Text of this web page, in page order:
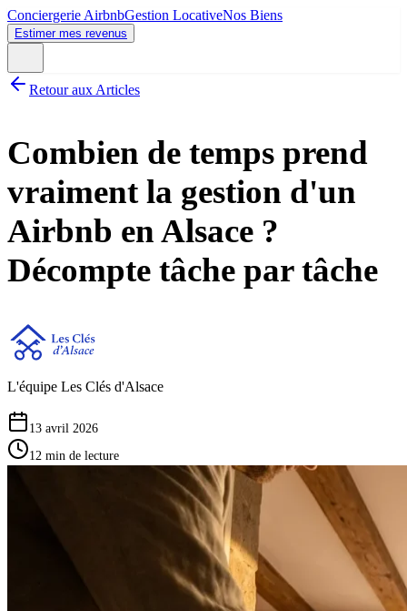
Conciergerie AirbnbGestion LocativeNos Biens
Estimer mes revenus
Retour aux Articles
Combien de temps prend
vraiment la gestion d'un
Airbnb en Alsace ?
Décompte tâche par tâche
L'équipe Les Clés d'Alsace
13 avril 2026
12 min de lecture